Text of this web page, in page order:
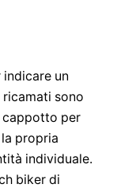
un
sono
cappotto per
propria
individuale.
biker di